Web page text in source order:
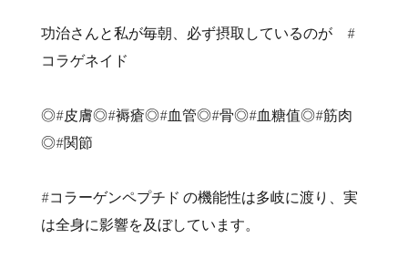
功治さんと私が毎朝、必ず摂取しているのが #
コラゲネイド
◎#皮膚◎#褥瘡◎#血管◎#骨◎#血糖值◎#筋肉
◎#関節
#コラーゲンペプチド の機能性は多岐に渡り、実
は全身に影響を及ぼしています。